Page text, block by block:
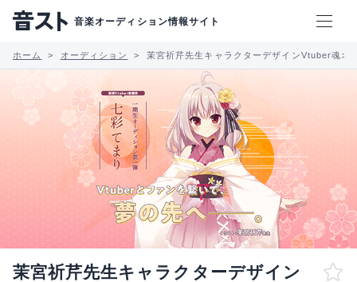
音楽オーディション情報サイト
ホーム オーディション 茉宮祈芹先生キャラクターデザインVtuber魂オ
茉宮祈芹先生キャラクターデザイン